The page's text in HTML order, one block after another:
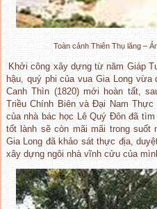
Toàn cảnh Thiên Thụ lăng –
Khởi công xây dựng từ năm Giáp
hậu, quý phi của vua Gia Long
Canh Thìn (1820) mới hoàn tất,
Triều Chính Biên và Đại Nam
của nhà bác học Lê Quý Đôn đã
tốt lành sẽ còn mãi mãi trong suốt
Gia Long đã khảo sát thực địa,
xây dựng ngôi nhà vĩnh cửu của